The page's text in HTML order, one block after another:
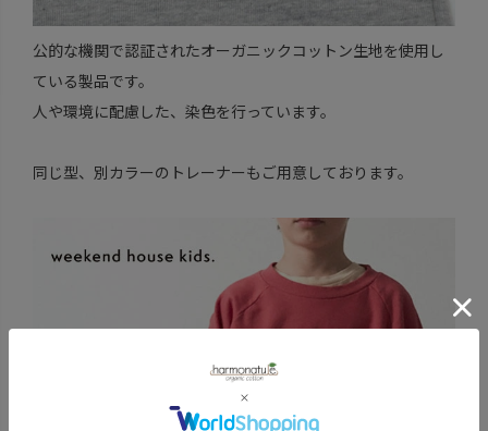
公的な機関で認証されたオーガニックコットン生地を使用し
ている製品です。
人や環境に配慮した、染色を行っています。
同じ型、別カラーのトレーナーもご用意しております。